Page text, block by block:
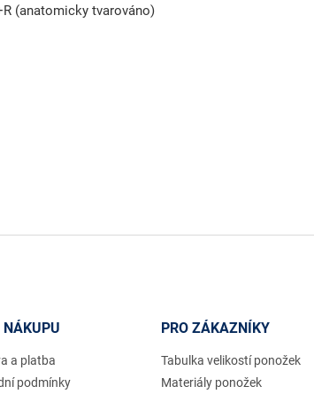
(anatomicky tvarováno)
NÁKUPU
a platba
podmínky
PRO ZÁKAZNÍKY
Tabulka velikostí ponožek
Materiály ponožek